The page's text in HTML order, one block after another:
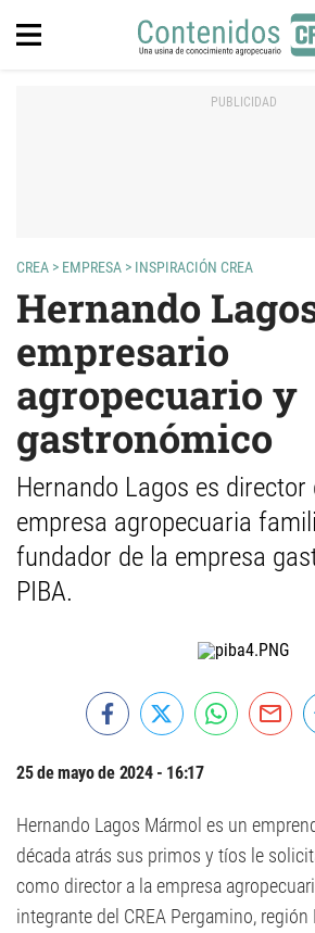
CREA > EMPRESA > INSPIRACIÓN CREA
Hernando
empresario
agropecuario y
gastronómico
Hernando Lagos es director
empresa agropecuaria
fundador de la empresa
PIBA.
25 de mayo de 2024 - 16:17
Hernando Lagos Mármol es un
década atrás sus primos y tíos le
como director a la empresa
integrante del CREA Pergamino,